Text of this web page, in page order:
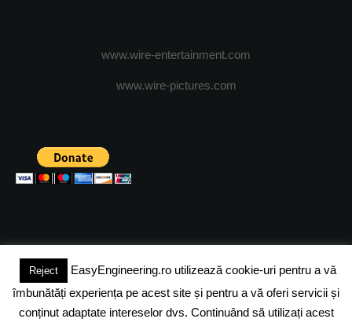
www.wire-entertainment.com
www.wire-pictures.com
(c) 2024 - FineEngineeringMagazine. All rights reserved.
DESPRE NOI ADVERTISING JOBS DESPRE COOKIES
Reject
EasyEngineering.ro utilizează cookie-uri pentru a vă
îmbunătăți experiența pe acest site și pentru a vă oferi servicii și
conținut adaptate intereselor dvs. Continuând să utilizați acest